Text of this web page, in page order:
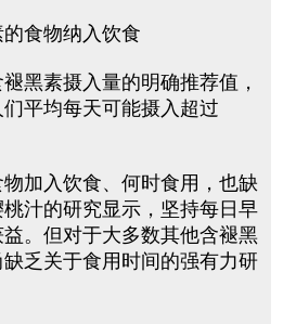
食物纳入饮食
黑素摄入量的明确推荐值，
平均每天可能摄入超过
加入饮食、何时食用，也缺
汁的研究显示，坚持每日早
。但对于大多数其他含褪黑
乏关于食用时间的强有力研